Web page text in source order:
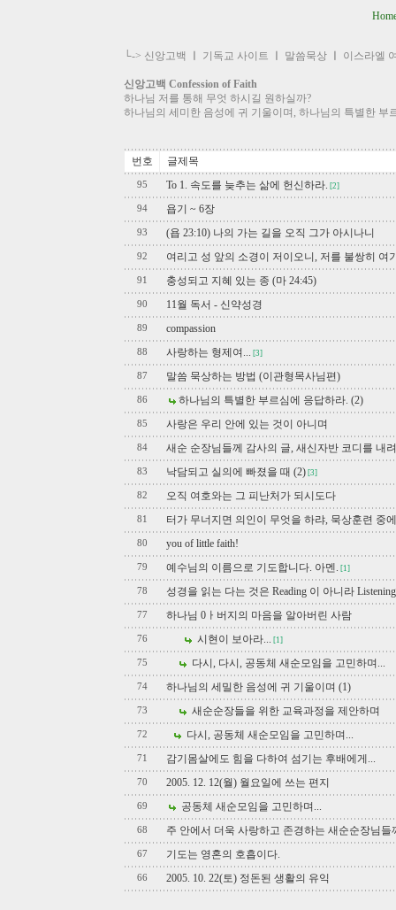
└-> 신앙고백 기독교 사이트 말씀묵상 이스라엘
신앙고백 Confession of Faith
하나님 저를 통해 무엇 하시길 원하실까?
하나님의 세미한 음성에 귀 기울이며, 하나님의 특별한 부
번호 글제목
95 To 1. 속도를 늦추는 삶에 헌신하라. [2]
94 욥기 ~ 6장
93 (욥 23:10) 나의 가는 길을 오직 그가 아시나니
92 여리고 성 앞의 소경이 저이오니, 저를 불쌍히 여
91 충성되고 지혜 있는 종 (마 24:45)
90 11월 독서 - 신약성경
89 compassion
88 사랑하는 형제여... [3]
87 말씀 묵상하는 방법 (이관형목사님편)
86 하나님의 특별한 부르심에 응답하라. (2)
85 사랑은 우리 안에 있는 것이 아니며
84 새순 순장님들께 감사의 글, 새신자반 코디를 내
83 낙담되고 실의에 빠졌을 때 (2) [3]
82 오직 여호와는 그 피난처가 되시도다
81 터가 무너지면 의인이 무엇을 하랴, 묵상훈련 중에
80 you of little faith!
79 예수님의 이름으로 기도합니다. 아멘. [1]
78 성경을 읽는 다는 것은 Reading 이 아니라
77 하나님 0ㅏ버지의 마음을 알아버린 사람
76 시현이 보아라... [1]
75 다시, 다시, 공동체 새순모임을 고민하며...
74 하나님의 세밀한 음성에 귀 기울이며 (1)
73 새순순장들을 위한 교육과정을 제안하며
72 다시, 공동체 새순모임을 고민하며...
71 감기몸살에도 힘을 다하여 섬기는 후배에게...
70 2005. 12. 12(월) 월요일에 쓰는 편지
69 공동체 새순모임을 고민하며...
68 주 안에서 더욱 사랑하고 존경하는 새순순장님들
67 기도는 영혼의 호흡이다.
66 2005. 10. 22(토) 정돈된 생활의 유익